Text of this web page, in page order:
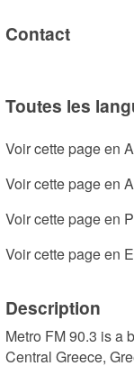
Contact
Toutes les
Voir cette page en
Voir cette page en
Voir cette page en
Voir cette page en
Description
Metro FM 90.3 is a
Central Greece,